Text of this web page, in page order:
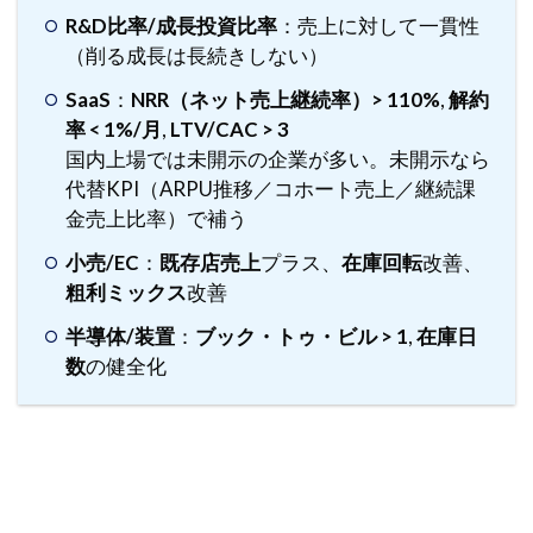
3.5
5) 成
ぽい
錯覚
の見
破り
方
3.6
KPI未
開示
時の
代替
R&D比率/成長投資比率 ：売上に対して一貫性
（削る成長は長続きしない）
SaaS ： NRR（ネット売上継続率）> 110%,解約
率 < 1%/月, LTV/CAC > 3
国内上場では未開示の企業が多い。未開示なら
代替KPI（ARPU推移／コホート売上／継続課
金売上比率）で補う
小売/EC ： 既存店売上プラス、在庫回転改善、
粗利ミックス改善
半導体/装置 ： ブック・トゥ・ビル > 1,在庫日
数の健全化